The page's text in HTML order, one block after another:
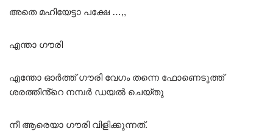
അതെ മഹിയേട്ടാ പക്ഷേ …,,
എന്താ ഗൗരി
എന്തോ ഓർത്ത് ഗൗരി വേഗം തന്നെ ഫോണെടുത്ത്
ശരത്തിൻ്റെ നമ്പർ ഡയൽ ചെയ്തു
നീ ആരെയാ ഗൗരി വിളിക്കുന്നത്.